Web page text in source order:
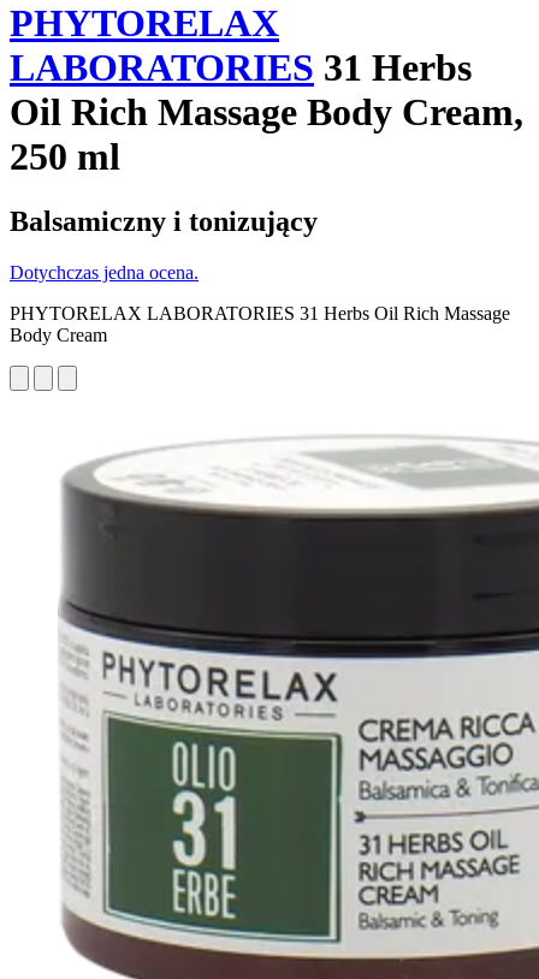
PHYTORELAX
LABORATORIES 31 Herbs
Oil Rich Massage Body Cream,
250 ml
Balsamiczny i tonizujący
Dotychczas jedna ocena.
PHYTORELAX LABORATORIES 31 Herbs Oil Rich Massage
Body Cream